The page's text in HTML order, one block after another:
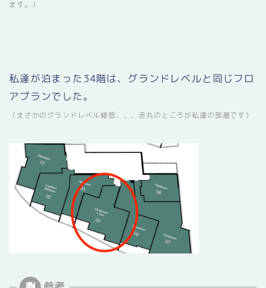
ます。）
私達が泊まった34階は、グランドレベルと同じフロ
アプランでした。
（まさかのグランドレベル疑惑、、、赤丸のところが私達の部屋です）